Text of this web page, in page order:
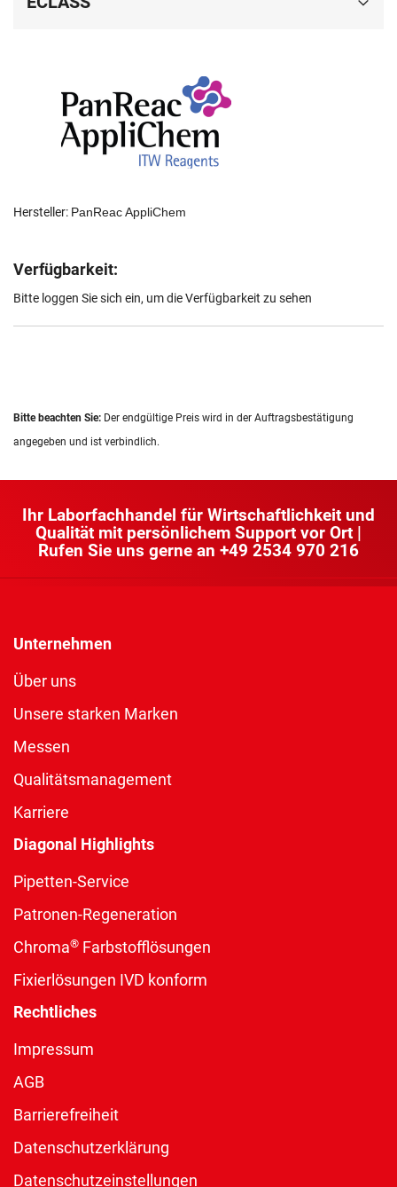
Hersteller: PanReac AppliChem
Verfügbarkeit:
Bitte loggen Sie sich ein, um die Verfügbarkeit zu sehen
Bitte beachten Sie: Der endgültige Preis wird in der Auftragsbestätigung
angegeben und ist verbindlich.
Ihr Laborfachhandel für Wirtschaftlichkeit und
Qualität mit persönlichem Support vor Ort |
Rufen Sie uns gerne an +49 2534 970 216
Unternehmen
Über uns
Unsere starken Marken
Messen
Qualitätsmanagement
Karriere
Diagonal Highlights
Pipetten-Service
Patronen-Regeneration
Chroma® Farbstofflösungen
Fixierlösungen IVD konform
Rechtliches
Impressum
AGB
Barrierefreiheit
Datenschutzerklärung
Datenschutzeinstellungen